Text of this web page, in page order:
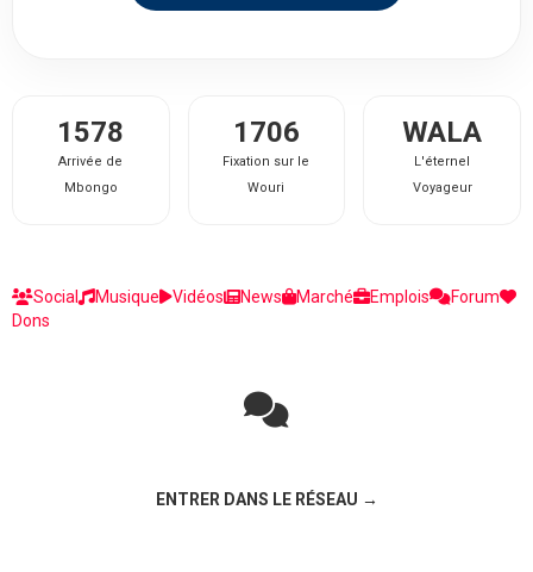
1578
Arrivée de
Mbongo
1706
Fixation sur le
Wouri
WALA
L'éternel
Voyageur
Social Musique Vidéos News Marché Emplois
Forum
Dons
ENTRER DANS LE RÉSEAU →